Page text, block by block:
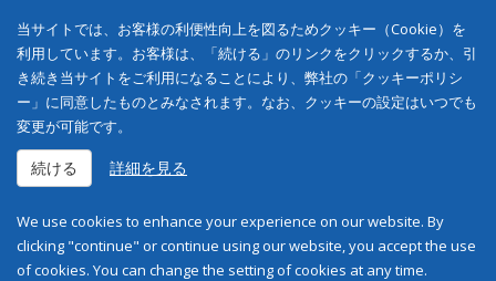
当サイトでは、お客様の利便性向上を図るためクッキー（Cookie）を
利用しています。お客様は、「続ける」のリンクをクリックするか、引
き続き当サイトをご利用になることにより、弊社の「クッキーポリシ
ー」に同意したものとみなされます。なお、クッキーの設定はいつでも
変更が可能です。
続ける 詳細を見る
We use cookies to enhance your experience on our website. By
clicking "continue" or continue using our website, you accept the use
of cookies. You can change the setting of cookies at any time.